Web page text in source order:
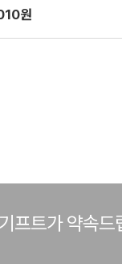
원
프트가 약속드